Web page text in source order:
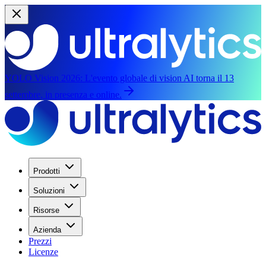
YOLO Vision 2026: L'evento globale di vision AI torna il 13
settembre, in presenza e online.
Prodotti
Soluzioni
Risorse
Azienda
Prezzi
Licenze